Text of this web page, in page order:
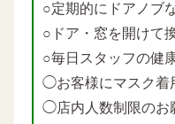
○定期的にドアノブ
○ドア・窓を開けて
○毎日スタッフの健
◯お客様にマスク着
◯店内人数制限のお